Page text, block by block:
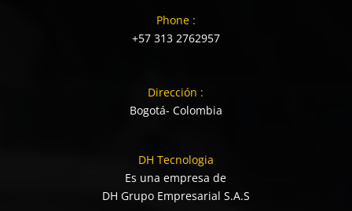
Phone :
+57 313 2762957
Dirección :
Bogotá- Colombia
DH Tecnologia
Es una empresa de
DH Grupo Empresarial S.A.S